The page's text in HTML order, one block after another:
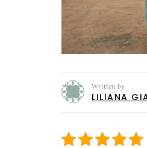
Written by
LILIANA